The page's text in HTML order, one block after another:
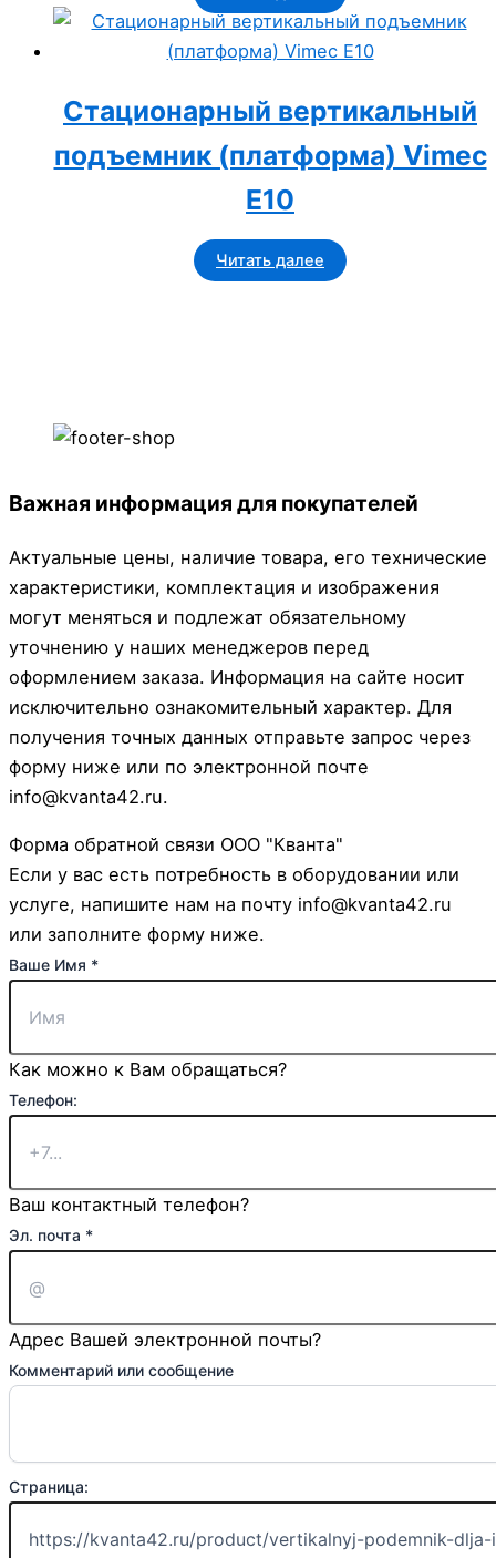
Стационарный вертикальный
подъемник (платформа) Vimec
Е10
Читать далее
Важная информация для покупателей
Актуальные цены, наличие товара, его технические
характеристики, комплектация и изображения
могут меняться и подлежат обязательному
уточнению у наших менеджеров перед
оформлением заказа. Информация на сайте носит
исключительно ознакомительный характер. Для
получения точных данных отправьте запрос через
форму ниже или по электронной почте
info@kvanta42.ru.
Форма обратной связи ООО "Кванта"
Если у вас есть потребность в оборудовании или
услуге, напишите нам на почту info@kvanta42.ru
или заполните форму ниже.
Ваше Имя *
Как можно к Вам обращаться?
Телефон:
Ваш контактный телефон?
Эл. почта *
Адрес Вашей электронной почты?
Комментарий или сообщение
или
Эл.
Страница: